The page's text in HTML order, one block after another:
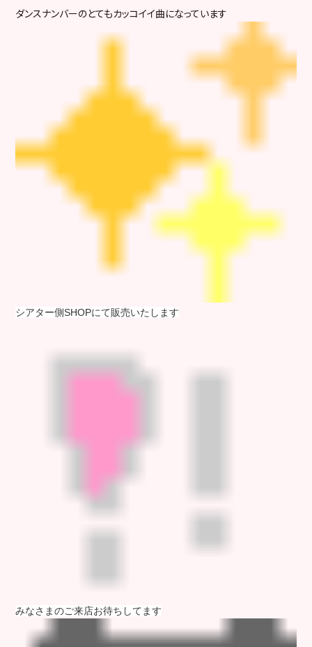
ダンスナンバーのとてもカッコイイ曲になっています
シアター側SHOPにて販売いたします
みなさまのご来店お待ちしてます